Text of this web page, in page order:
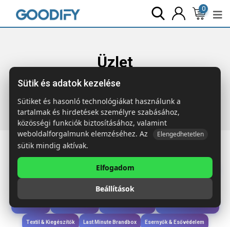
0
Üzlet
Főoldal Termékek Táskák & Utazás
Organikus pamut bevásárlótáska
Étkezés & Ivás
Wellness & Ápolás
Textil & Kiegészítők Last Minute Brandbox Esernyők & Esővédelem
Sütik és adatok kezelése
Sütiket és hasonló technológiákat használunk a
tartalmak és hirdetések személyre szabásához,
közösségi funkciók biztosításához, valamint
weboldalforgalmunk elemzéséhez. Az
Elengedhetetlen
sütik mindig aktívak.
Elfogadom
Beállítások